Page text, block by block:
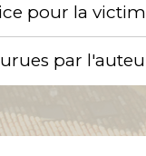
pour la
par